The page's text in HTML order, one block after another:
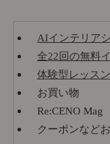
AIインテリア
全22回の無料
体験型レッスン
お買い物
Re:CENO Mag
クーポンなど